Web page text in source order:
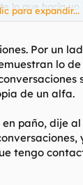
lo que hacía yo
en este
con casi 30
te tendría que
una vez se ha
muy simple:
cuesta
no es follar,
a tías
para expandir...
Por un
lo de
de un alfa.
paño, dije
tengo